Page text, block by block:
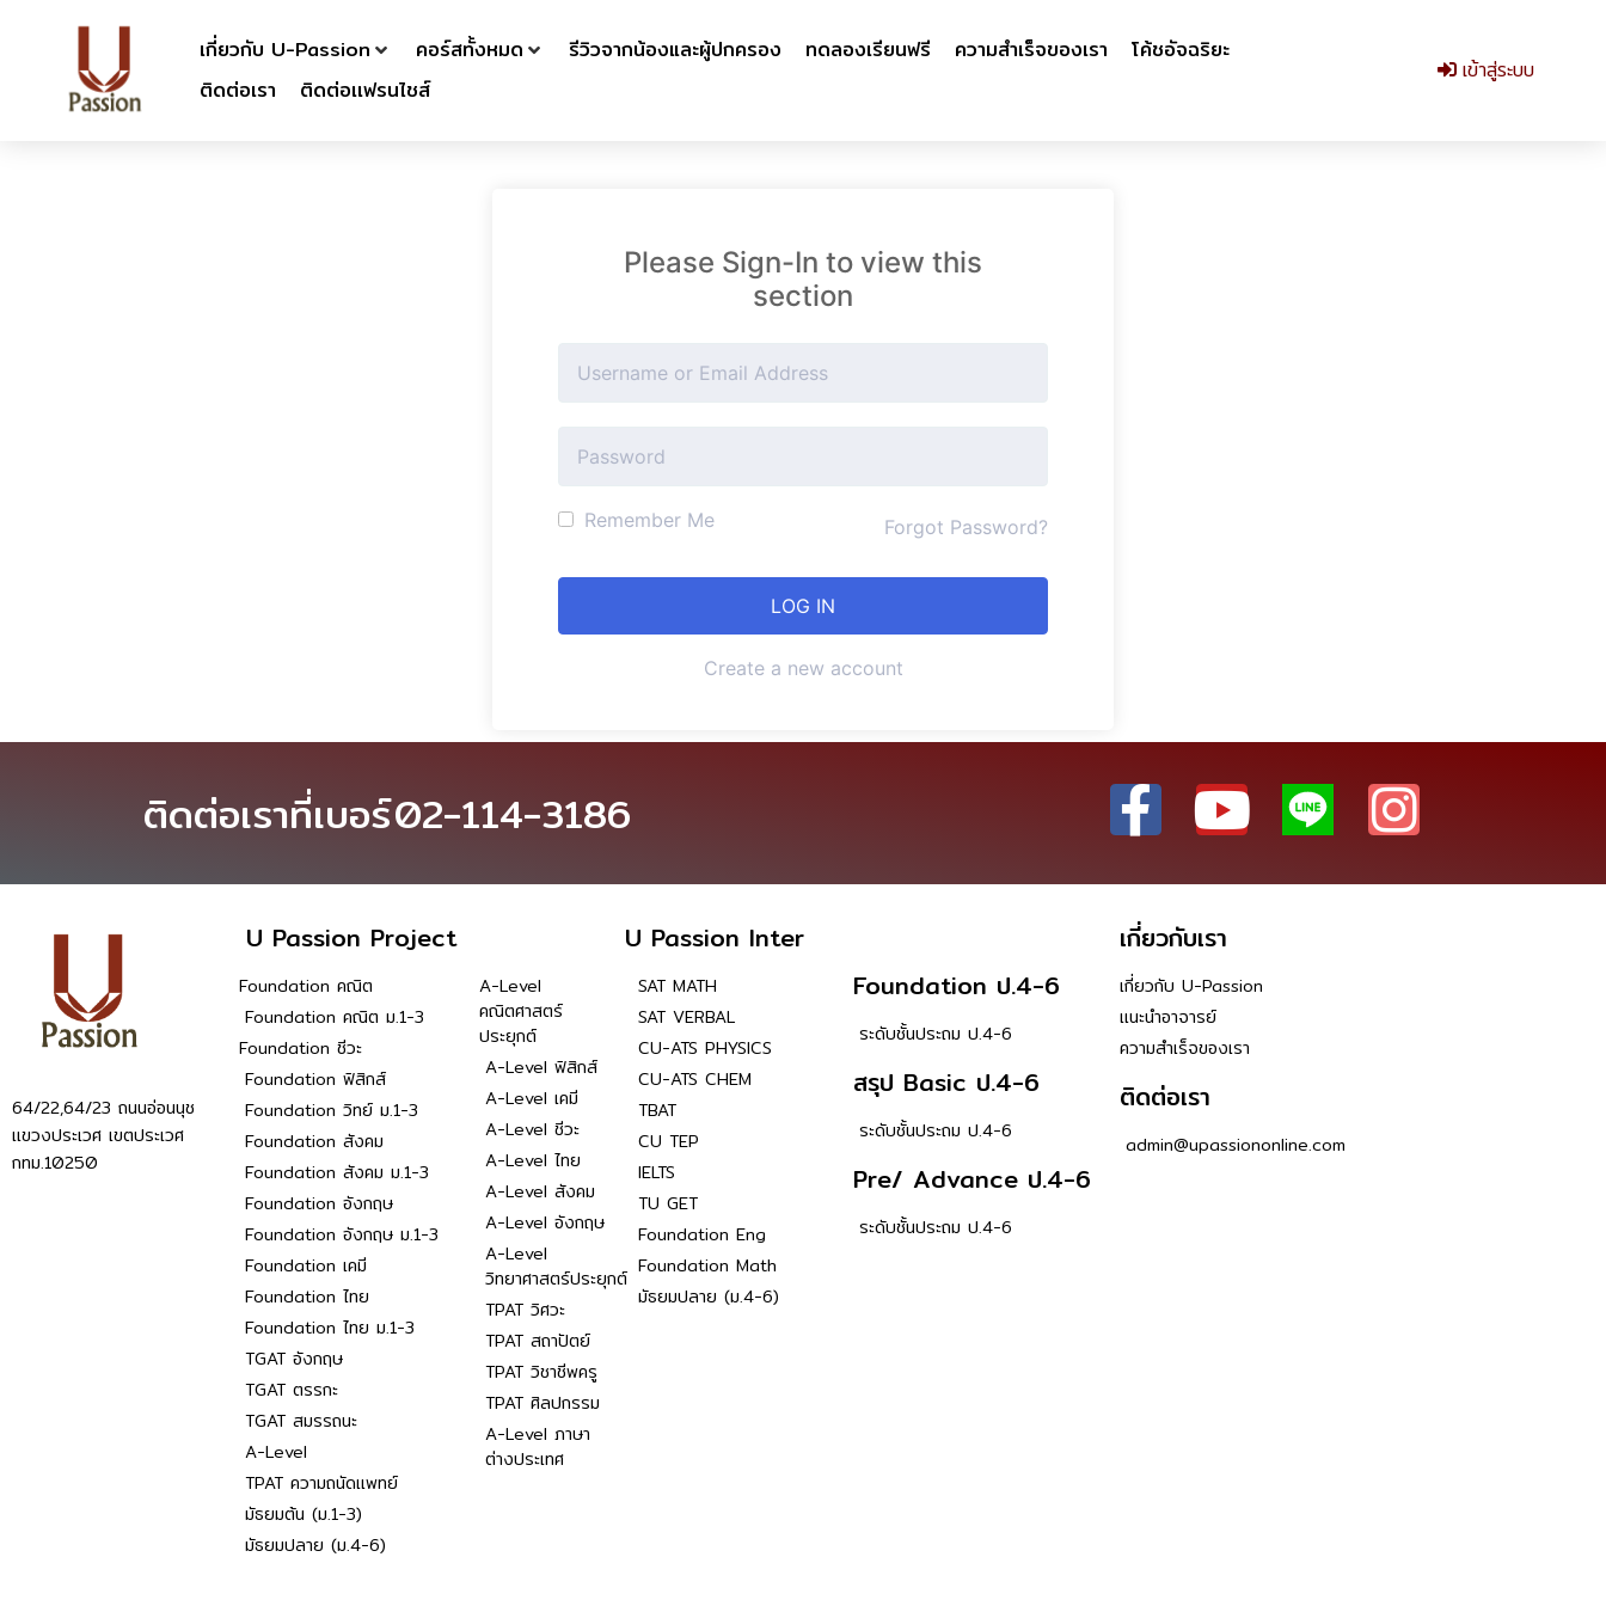
เกี่ยวกับ U-Passion คอร์สทั้งหมด รีวิวจากน้องและผู้ปกครอง ทดลองเรียนฟรี ความสำเร็จของเรา
โค้ชอัจฉริยะ
ติดต่อเรา
ติดต่อเเฟรนไชส์
เข้าสู่ระบบ
Please Sign-In to view this
section
Remember Me Forgot Password?
Create a new account
ติดต่อเราที่เบอร์02-114-3186
U Passion Project U Passion Inter เกี่ยวกับเรา
64/22,64/23 ถนนอ่อนนุช
แขวงประเวศ เขตประเวศ
กทม.10250
Foundation คณิต
Foundation คณิต ม.1-3
Foundation ชีวะ
Foundation ฟิสิกส์
Foundation วิทย์ ม.1-3
Foundation สังคม
Foundation สังคม ม.1-3
Foundation อังกฤษ
Foundation อังกฤษ ม.1-3
Foundation เคมี
Foundation ไทย
Foundation ไทย ม.1-3
TGAT อังกฤษ
TGAT ตรรกะ
TGAT สมรรถนะ
A-Level
TPAT ความถนัดแพทย์
มัธยมต้น (ม.1-3)
มัธยมปลาย (ม.4-6)
A-Level
คณิตศาสตร์
ประยุกต์
A-Level ฟิสิกส์
A-Level เคมี
A-Level ชีวะ
A-Level ไทย
A-Level สังคม
A-Level อังกฤษ
A-Level
วิทยาศาสตร์ประยุกต์
TPAT วิศวะ
TPAT สถาปัตย์
TPAT วิชาชีพครู
TPAT ศิลปกรรม
A-Level ภาษา
ต่างประเทศ
SAT MATH
SAT VERBAL
CU-ATS PHYSICS
CU-ATS CHEM
TBAT
CU TEP
IELTS
TU GET
Foundation Eng
Foundation Math
มัธยมปลาย (ม.4-6)
Foundation ป.4-6
ระดับชั้นประถม ป.4-6
สรุป Basic ป.4-6
ระดับชั้นประถม ป.4-6
Pre/ Advance ป.4-6
ระดับชั้นประถม ป.4-6
เกี่ยวกับ U-Passion
แนะนำอาจารย์
ความสำเร็จของเรา
ติดต่อเรา
admin@upassiononline.com